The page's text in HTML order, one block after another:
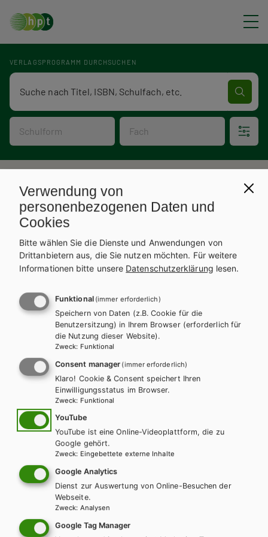
VERLAGSPROGRAMM DURCHSUCHEN
Schulform Fach
Verlagsprogramm Volltextsuche
P
d
n
a
g
o
V
e
a
p
o
m
Es konnten keine passenden
Produkte gefunden werden.
Ändern Sie die Suchkriterien oder setzten Sie die Suche
zurück.
Zurücksetzen
Wir sind gerne für Sie da!
Verwendung von
personenbezogenen Daten und
Cookies
Bitte wählen Sie die Dienste und Anwendungen von
Drittanbietern aus, die Sie nutzen möchten. Für weitere
Informationen bitte unsere Datenschutzerklärung lesen.
Funktional (immer erforderlich)
Speichern von Daten (z.B. Cookie für die
Benutzersitzung) in Ihrem Browser (erforderlich für
die Nutzung dieser Website).
Zweck: Funktional
Consent manager (immer erforderlich)
Klaro! Cookie & Consent speichert Ihren
Einwilligungsstatus im Browser.
Zweck: Funktional
YouTube
YouTube ist eine Online-Videoplattform, die zu
Google gehört.
Zweck: Eingebettete externe Inhalte
Google Analytics
Dienst zur Auswertung von Online-Besuchen der
Webseite.
Zweck: Analysen
Google Tag Manager